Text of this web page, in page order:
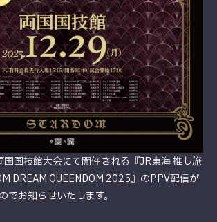
国技館大会にて開催される『JR東海 推し旅
DREAM QUEENDOM 2025』のPPV配信が
でお知らせいたします。